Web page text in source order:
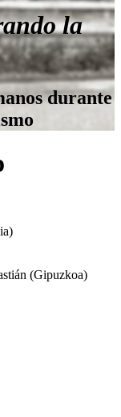
la
durante
(Gipuzkoa)